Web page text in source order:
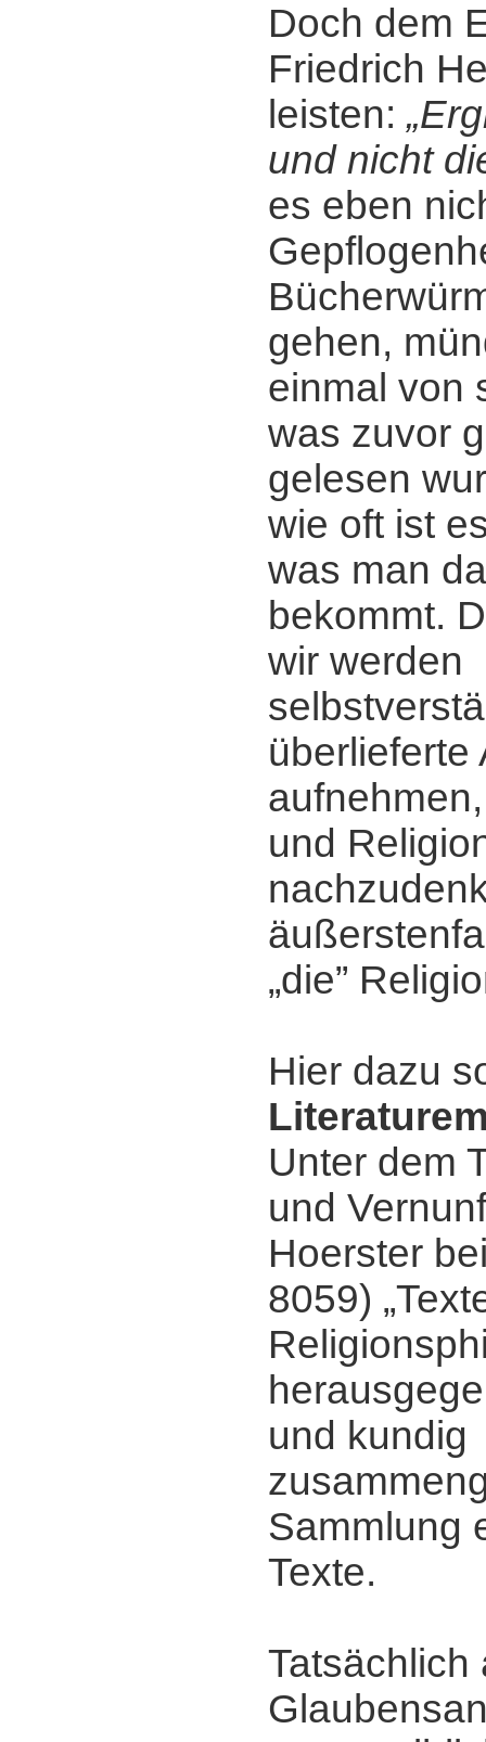
Doch dem
Friedrich
leisten:
und nicht
es eben
gehen,
einmal von
was zuvor
gelesen
wie oft ist
was man
bekommt.
wir werden
überlieferte
und
„die”
Hier dazu
Unter dem
und
Hoerster
8059)
und kundig
Sammlung
Texte.
Tatsächlich